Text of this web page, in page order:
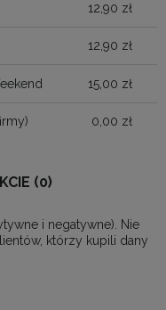
12,90 zł
12,90 zł
15,00 zł
0,00 zł
(0)
i negatywne). Nie
którzy kupili dany